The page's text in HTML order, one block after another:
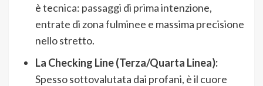
è tecnica: passaggi di prima intenzione,
entrate di zona fulminee e massima precisione
nello stretto.
La Checking Line (Terza/Quarta Linea):
Spesso sottovalutata dai profani, è il cuore